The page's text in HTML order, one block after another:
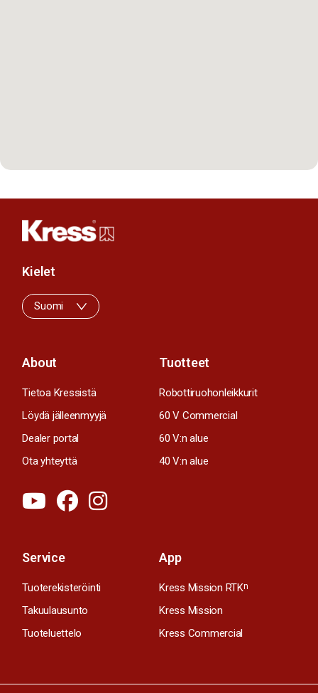
About
Tietoa Kressistä
Löydä jälleenmyyjä
Dealer portal
Ota yhteyttä
Tuotteet
Robottiruohonleikkurit
60 V Commercial
60 V:n alue
40 V:n alue
Service
Tuoterekisteröinti
Takuulausunto
Tuoteluettelo
App
Kress Mission RTKn
Kress Mission
Kress Commercial
Kielet
Suomi